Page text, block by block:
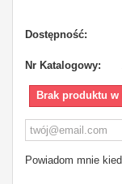
Dostępność:
Nr Katalogowy:
Brak produktu w
Powiadom mnie